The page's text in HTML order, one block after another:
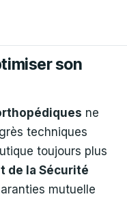
son
ne
techniques
toujours plus
de la Sécurité
mutuelle